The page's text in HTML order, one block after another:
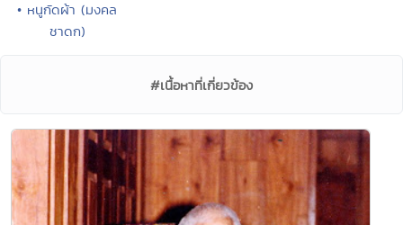
• หนูกัดผ้า (มงคล
ชาดก)
#เนื้อหาที่เกี่ยวข้อง